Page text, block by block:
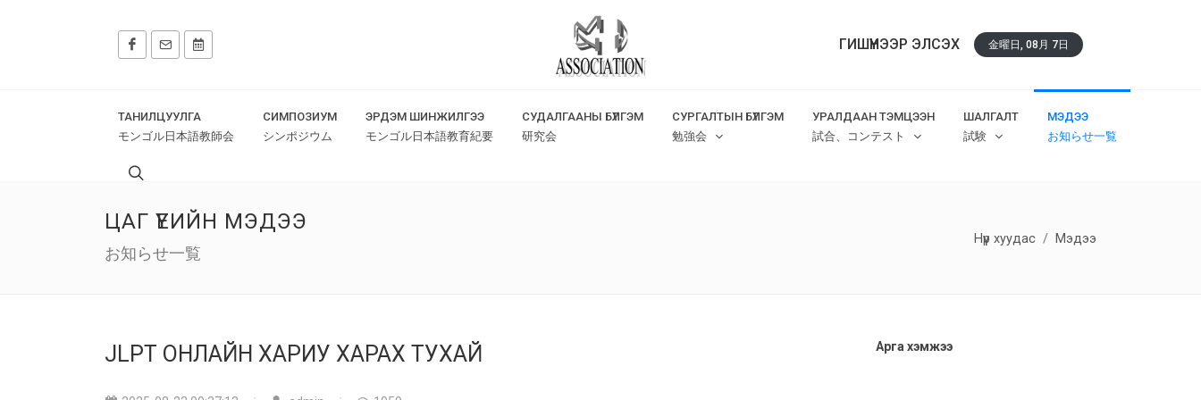
ГИШҮҮНЭЭР ЭЛСЭХ 金曜日, 08月 7日
ТАНИЛЦУУЛГА
モンゴル日本語教師会
СИМПОЗИУМ
シンポジウム
ЭРДЭМ ШИНЖИЛГЭЭ
モンゴル日本語教育紀要
СУДАЛГААНЫ БҮЛГЭМ
研究会
СУРГАЛТЫН БҮЛГЭМ
勉強会
УРАЛДААН ТЭМЦЭЭН
試合、コンテスト
ШАЛГАЛТ
試験
МЭДЭЭ
お知らせ一覧
ЦАГ ҮЕИЙН МЭДЭЭ
お知らせ一覧
Нүүр хуудас Мэдээ
JLPT ОНЛАЙН ХАРИУ ХАРАХ ТУХАЙ Арга хэмжээ